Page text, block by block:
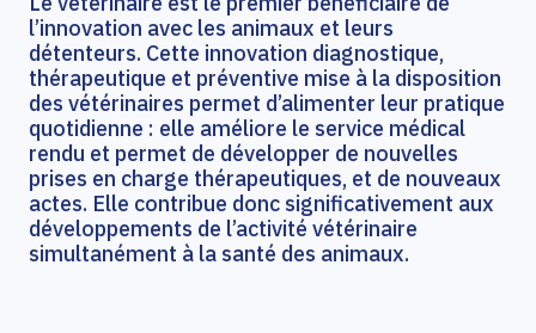
l’innovation avec les animaux et leurs
détenteurs. Cette innovation diagnostique,
thérapeutique et préventive mise à la disposition
des vétérinaires permet d’alimenter leur pratique
quotidienne : elle améliore le service médical
rendu et permet de développer de nouvelles
prises en charge thérapeutiques, et de nouveaux
actes. Elle contribue donc significativement aux
développements de l’activité vétérinaire
simultanément à la santé des animaux.